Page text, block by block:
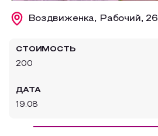
Образовательный туризм
Воздвиженка, Рабочий, 26
СТОИМОСТЬ
200
ДАТА
19.08